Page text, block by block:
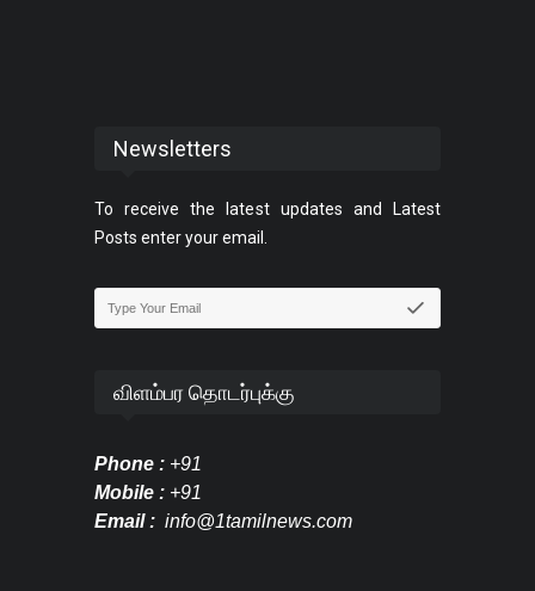
Newsletters
To receive the latest updates and Latest
Posts enter your email.
விளம்பர தொடர்புக்கு
Phone : +91
Mobile : +91
Email : info@1tamilnews.com